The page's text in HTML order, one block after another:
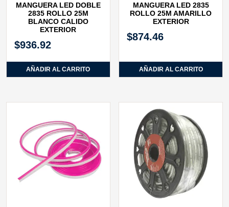
MANGUERA LED DOBLE
2835 ROLLO 25M
BLANCO CALIDO
EXTERIOR
$936.92
AÑADIR AL CARRITO
MANGUERA LED 2835
ROLLO 25M AMARILLO
EXTERIOR
$874.46
AÑADIR AL CARRITO